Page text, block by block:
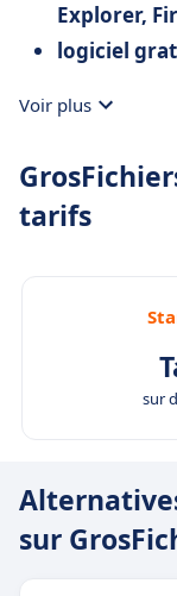
Explorer,
logiciel
Voir plus
tarifs
sur
sur